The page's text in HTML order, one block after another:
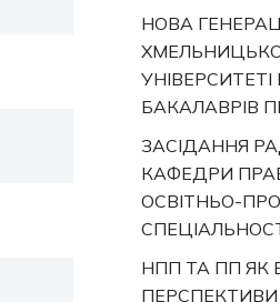
НОВА
БАКАЛАВРІВ
ЗАСІДАННЯ
КАФЕДРИ
ОСВІТНЬО-
НПП ТА ПП ЯК